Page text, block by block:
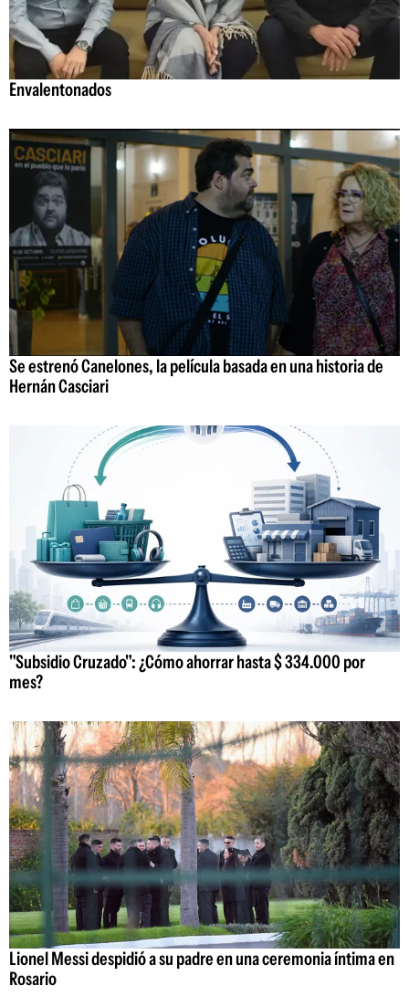
Envalentonados
Se estrenó Canelones, la película basada en una historia de
Hernán Casciari
"Subsidio Cruzado": ¿Cómo ahorrar hasta $ 334.000 por
mes?
Lionel Messi despidió a su padre en una ceremonia íntima en
Rosario